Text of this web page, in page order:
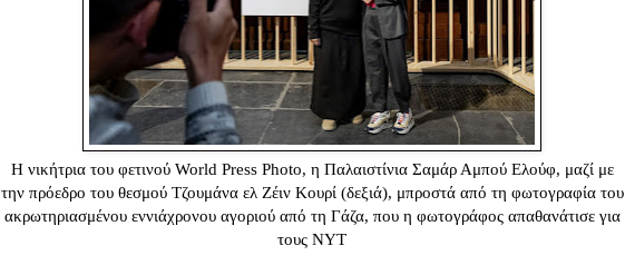
Η νικήτρια του φετινού World Press Photo, η Παλαιστίνια Σαμάρ Αμπού Ελούφ, μαζί με
την πρόεδρο του θεσμού Τζουμάνα ελ Ζέιν Κουρί (δεξιά), μπροστά από τη φωτογραφία του
ακρωτηριασμένου εννιάχρονου αγοριού από τη Γάζα, που η φωτογράφος απαθανάτισε για
τους NYT